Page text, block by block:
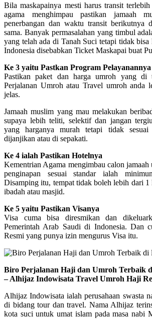
Bila maskapainya mesti harus transit
agama menghimpau pastikan jamaah
penerbangan dan waktu transit berikutnya
sama. Banyak permasalahan yang timbul
yang telah ada di Tanah Suci tetapi tidak
Indonesia disebabkan Ticket Maskapai buat
Ke 3 yaitu Pastkan Program Pelayanannya
Pastikan paket dan harga umroh yang di
Perjalanan Umroh atau Travel umroh anda
jelas.
Jamaah muslim yang mau melakukan
supaya lebih teliti, selektif dan jangan
yang harganya murah tetapi tidak
dijanjikan atau di sepakati.
Ke 4 ialah Pastikan Hotelnya
Kementrian Agama mengimbau calon jamaah
penginapan sesuai standar ialah
Disamping itu, tempat tidak boleh lebih dari 1
ibadah atau masjid.
Ke 5 yaitu Pastikan Visanya
Visa cuma bisa diresmikan dan
Pemerintah Arab Saudi di Indonesia. Dan
Resmi yang punya izin mengurus Visa itu.
Biro Perjalanan Haji dan Umroh Terbaik
– Alhijaz Indowisata Travel Umroh Haji
Alhijaz Indowisata ialah perusahaan swasta
di bidang tour dan travel. Nama Alhijaz
kota suci untuk umat islam pada masa nabi